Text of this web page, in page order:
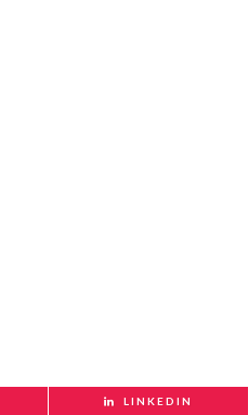
LINKEDIN